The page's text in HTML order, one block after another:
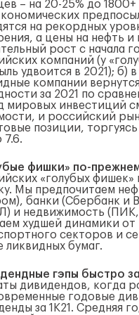
– на 20-25% до
на рекордных
а цены на нефть
рост с начала
компаний (у
удвоится в 2021); б)
компании
за 2021 по
мировых инвестиций
и российский
позиции,
7.6.
фишки» по-
«голубых
Мы предпочитаем
банки (Сбербанк и
и недвижимость
худшей динамики от
секторов и
ликвидных бумаг.
гэпы быстро
дивидендов, когда
годовые
за 1К21. Средняя